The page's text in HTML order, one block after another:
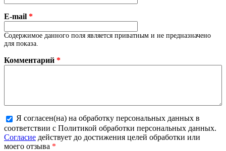
E-mail *
Содержимое данного поля является приватным и не предназначено
для показа.
Комментарий *
Более подробная информация о текстовых форматах
Я согласен(на) на обработку персональных данных в
соответствии с Политикой обработки персональных данных.
Согласие действует до достижения целей обработки или
моего отзыва *